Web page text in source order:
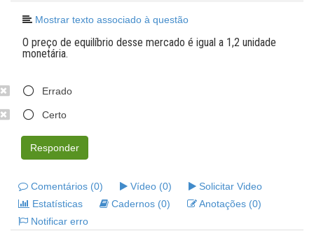
Mostrar texto associado à questão
O preço de equilíbrio desse mercado é igual a 1,2 unidade
monetária.
Errado
Certo
Responder
Comentários (0) Vídeo (0)
Solicitar Video
Estatísticas
Cadernos (0)
Anotações (0)
Notificar erro